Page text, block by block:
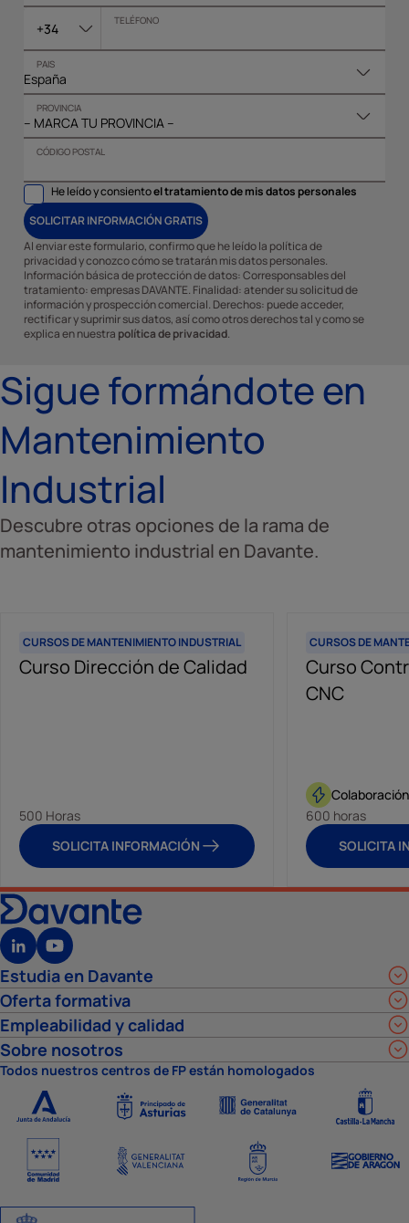
+34 TELÉFONO
PAIS
PROVINCIA
CÓDIGO POSTAL
He leído y consientoel tratamiento de mis datos personales
SOLICITAR INFORMACIÓN GRATIS
Al enviar este formulario, confirmo que he leído la política de
privacidad y conozco cómo se tratarán mis datos personales.
Información básica de protección de datos: Corresponsables del
tratamiento: empresas DAVANTE. Finalidad: atender su solicitud de
información y prospección comercial. Derechos: puede acceder,
rectificar y suprimir sus datos, así como otros derechos tal y como se
explica en nuestra política de privacidad.
Sigue formándote en
Mantenimiento
Industrial
Descubre otras opciones de la rama de
mantenimiento industrial en Davante.
CURSOS DE MANTENIMIENTO INDUSTRIAL
Curso Dirección de Calidad
500 Horas
SOLICITA INFORMACIÓN
CURSOS DE
Curso
CNC
600 horas
SOLICITA
Estudia en Davante
Oferta formativa
Empleabilidad y calidad
Sobre nosotros
Todos nuestros centros de FP están homologados